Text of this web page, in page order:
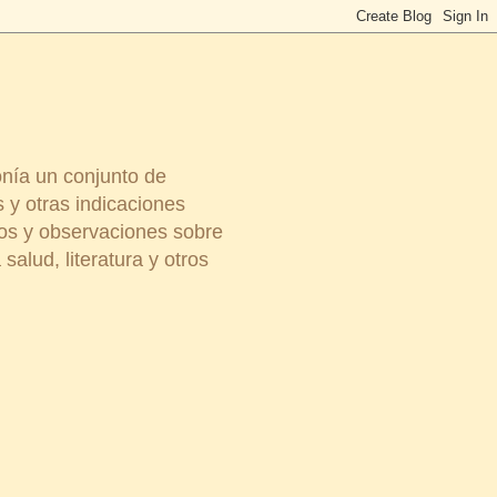
un conjunto de
y otras indicaciones
y observaciones sobre
literatura y otros